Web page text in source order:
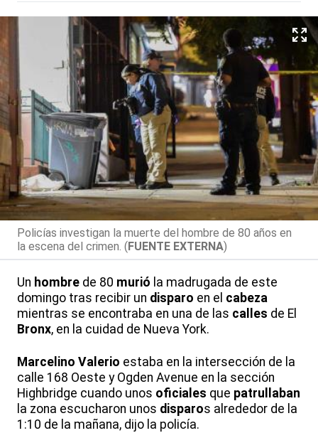
Policías investigan la muerte del hombre de 80 años en
la escena del crimen. (FUENTE EXTERNA)
Un hombre de 80 murió la madrugada de este
domingo tras recibir un disparo en el cabeza
mientras se encontraba en una de las calles de El
Bronx, en la cuidad de Nueva York.
Marcelino Valerio estaba en la intersección de la
calle 168 Oeste y Ogden Avenue en la sección
Highbridge cuando unos oficiales que patrullaban
la zona escucharon unos disparos alrededor de la
1:10 de la mañana, dijo la policía.